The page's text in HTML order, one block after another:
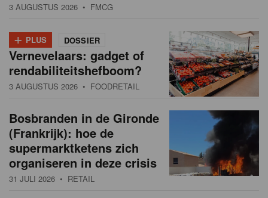
3 AUGUSTUS 2026 • FMCG
+ PLUS DOSSIER
Vernevelaars: gadget of
rendabiliteitshefboom?
3 AUGUSTUS 2026 • FOODRETAIL
Bosbranden in de Gironde
(Frankrijk): hoe de
supermarktketens zich
organiseren in deze crisis
31 JULI 2026 • RETAIL